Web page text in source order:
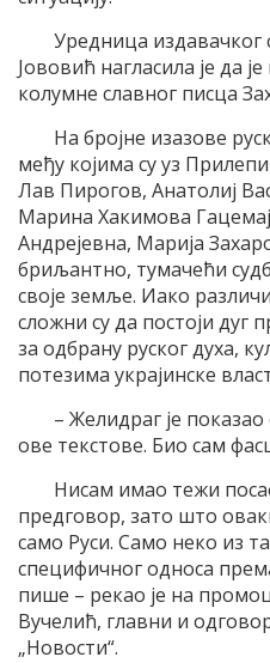
Уредница издавачког
Јововић нагласила је да
колумне славног писца
На бројне изазове
међу којима су уз
Лав Пирогов, Анатолиј
Марина Хакимова
Андрејевна, Марија
бриљантно, тумачећи
своје земље. Иако
сложни су да постоји дуг
за одбрану руског духа,
потезима украјинске
– Желидраг је
ове текстове. Био сам
Нисам имао тежи
предговор, зато што
само Руси. Само неко из
специфичног односа
пише – рекао је на
Вучелић, главни и
„Новости“.